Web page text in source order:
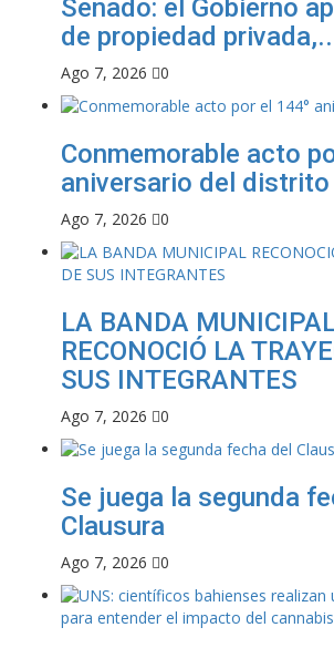
Senado: el Gobierno
de propiedad
Ago 7, 2026 0
Conmemorable acto
aniversario del distrito
Ago 7, 2026 0
LA BANDA
RECONOCIÓ LA
SUS INTEGRANTES
Ago 7, 2026 0
Se juega la segunda
Clausura
Ago 7, 2026 0